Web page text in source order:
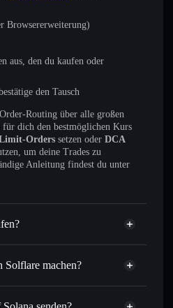
Browsererweiterung)
aus, den du kaufen oder
den Tausch
Routing über alle großen
dich den bestmöglichen Kurs
Orders setzen oder DCA
um deine Trades zu
Anleitung findest du unter
nicht verifiziert
machen?
INK gegen SOL, USDC oder